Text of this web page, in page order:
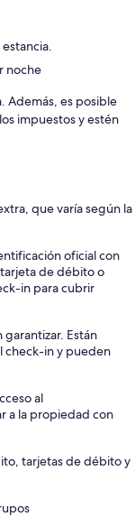
noche
Además, es posible
impuestos y estén
que varía según la
oficial con
de débito o
in para cubrir
garantizar. Están
check-in y pueden
al
a la propiedad con
tarjetas de débito y